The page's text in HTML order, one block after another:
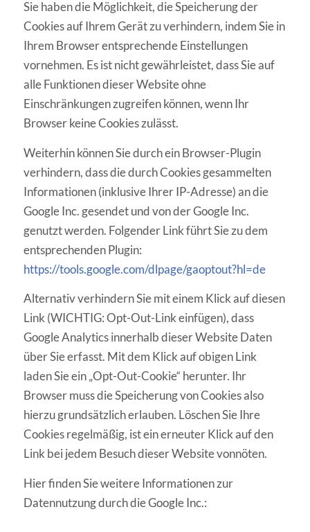
Sie haben die Möglichkeit, die Speicherung der
Cookies auf Ihrem Gerät zu verhindern, indem Sie in
Ihrem Browser entsprechende Einstellungen
vornehmen. Es ist nicht gewährleistet, dass Sie auf
alle Funktionen dieser Website ohne
Einschränkungen zugreifen können, wenn Ihr
Browser keine Cookies zulässt.
Weiterhin können Sie durch ein Browser-Plugin
verhindern, dass die durch Cookies gesammelten
Informationen (inklusive Ihrer IP-Adresse) an die
Google Inc. gesendet und von der Google Inc.
genutzt werden. Folgender Link führt Sie zu dem
entsprechenden Plugin:
https://tools.google.com/dlpage/gaoptout?hl=de
Alternativ verhindern Sie mit einem Klick auf diesen
Link (WICHTIG: Opt-Out-Link einfügen), dass
Google Analytics innerhalb dieser Website Daten
über Sie erfasst. Mit dem Klick auf obigen Link
laden Sie ein „Opt-Out-Cookie“ herunter. Ihr
Browser muss die Speicherung von Cookies also
hierzu grundsätzlich erlauben. Löschen Sie Ihre
Cookies regelmäßig, ist ein erneuter Klick auf den
Link bei jedem Besuch dieser Website vonnöten.
Hier finden Sie weitere Informationen zur
Datennutzung durch die Google Inc.: